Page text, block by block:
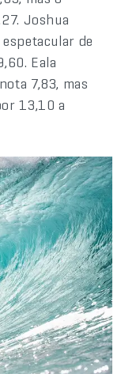
Joshua
de
Eala
7,83, mas
13,10 a